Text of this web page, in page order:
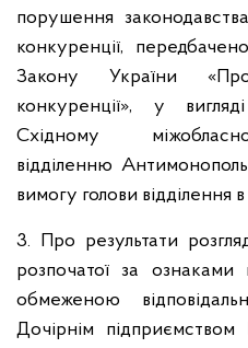
порушення
конкуренції,
Закону України
конкуренції», у
Східному
відділенню
вимогу голови відділення
3. Про результати
розпочатої за
обмеженою
Дочірнім підприємством